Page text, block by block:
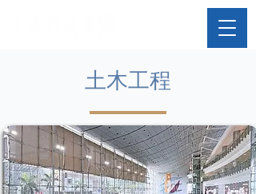
土木工程